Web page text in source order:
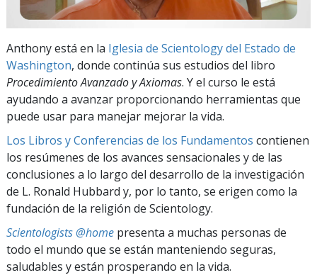
Anthony está en la Iglesia de Scientology del Estado de
Washington, donde continúa sus estudios del libro
Procedimiento Avanzado y Axiomas. Y el curso le está
ayudando a avanzar proporcionando herramientas que
puede usar para manejar mejorar la vida.
Los Libros y Conferencias de los Fundamentos contienen
los resúmenes de los avances sensacionales y de las
conclusiones a lo largo del desarrollo de la investigación
de L. Ronald Hubbard y, por lo tanto, se erigen como la
fundación de la religión de Scientology.
Scientologists @home presenta a muchas personas de
todo el mundo que se están manteniendo seguras,
saludables y están prosperando en la vida.